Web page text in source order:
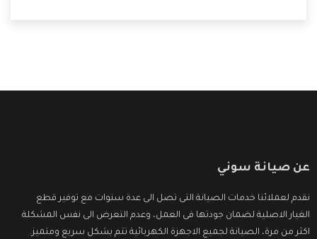
عن صيانة سوني
نقدم لعملائنا خدمات الصيانة التى تصل الى عدة سنوات مع توفير قطع
الغيار الاصلية لضمان جودتها فى العمل، وعدم التعرض الى نفس المشكلة
اكثر من مرة، الصيانة لجميع الاجهزة الكهربائية تتم بشكل سريع ومتميز.